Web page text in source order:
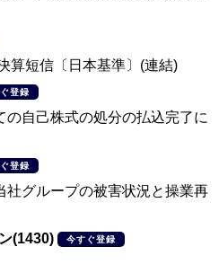
算短信〔日本基準〕(連結)
登録
自己株式の処分の払込完了に
登録
社グループの被害状況と操業再
(1430)
今すぐ登録